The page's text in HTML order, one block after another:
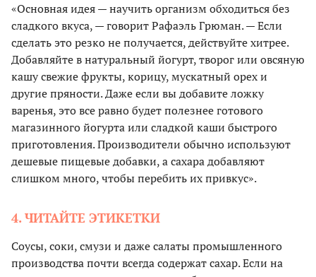
«Основная идея — научить организм обходиться без
сладкого вкуса, — говорит Рафаэль Грюман. — Если
сделать это резко не получается, действуйте хитрее.
Добавляйте в натуральный йогурт, творог или овсяную
кашу свежие фрукты, корицу, мускатный орех и
другие пряности. Даже если вы добавите ложку
варенья, это все равно будет полезнее готового
магазинного йогурта или сладкой каши быстрого
приготовления. Производители обычно используют
дешевые пищевые добавки, а сахара добавляют
слишком много, чтобы перебить их привкус».
4. ЧИТАЙТЕ ЭТИКЕТКИ
Соусы, соки, смузи и даже салаты промышленного
производства почти всегда содержат сахар. Если на